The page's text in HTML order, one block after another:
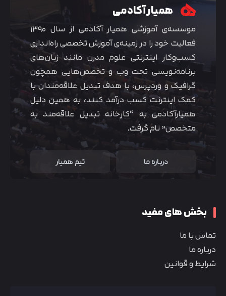
همیار آکادمی
موسسه‌ی آموزشی همیار آکادمی از سال ۱۳۹۰
فعالیت خود را در زمینه‌ی آموزش تخصصی راه‌اندازی
کسب‌و‌کار اینترنتی علوم مدرن مانند زبان‌های
برنامه‌نویسی تحت وب و تخصص‌هایی همچون
گرافیک و وردپرس، با هدف تبدیل علاقه‌مندان با
کمک اینترنت کسب درآمد کنند، به همین دلیل
همیارآکادمی به “کارخانه تبدیل علاقه‌مند به
متخصص” نام گرفت.
درباره ما تیم همیار
بخش های مفید
تماس با ما
درباره ما
شرایط و قوانین